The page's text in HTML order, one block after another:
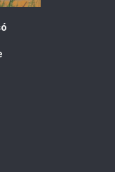
Suba, en
y
calle